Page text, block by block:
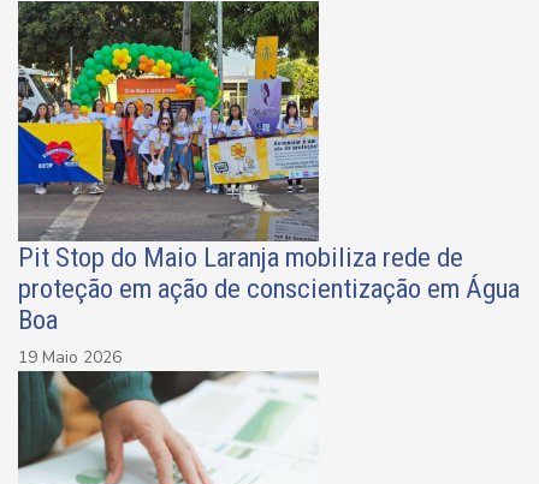
Pit Stop do Maio Laranja mobiliza rede de
proteção em ação de conscientização em Água
Boa
19 Maio 2026